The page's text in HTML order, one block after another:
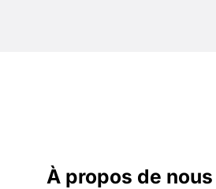
À propos de nous